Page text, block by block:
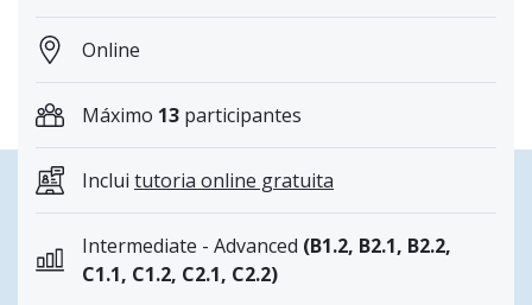
Online
Máximo 13 participantes
Inclui tutoria online gratuita
Intermediate - Advanced (B1.2, B2.1, B2.2,
C1.1, C1.2, C2.1, C2.2)